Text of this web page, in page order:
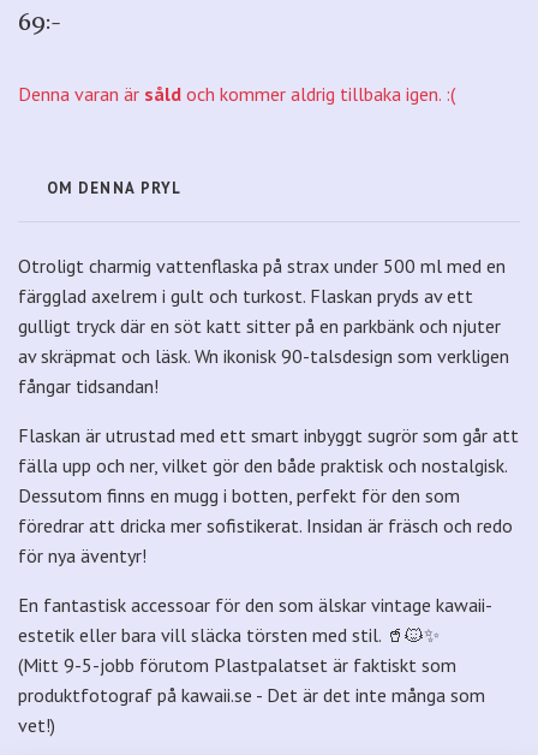
69:-
Denna varan är såld och kommer aldrig tillbaka igen. :(
OM DENNA PRYL
Otroligt charmig vattenflaska på strax under 500 ml med en
färgglad axelrem i gult och turkost. Flaskan pryds av ett
gulligt tryck där en söt katt sitter på en parkbänk och njuter
av skräpmat och läsk. Wn ikonisk 90-talsdesign som verkligen
fångar tidsandan!
Flaskan är utrustad med ett smart inbyggt sugrör som går att
fälla upp och ner, vilket gör den både praktisk och nostalgisk.
Dessutom finns en mugg i botten, perfekt för den som
föredrar att dricka mer sofistikerat. Insidan är fräsch och redo
för nya äventyr!
En fantastisk accessoar för den som älskar vintage kawaii-
estetik eller bara vill släcka törsten med stil. 🥤🐱✨
(Mitt 9-5-jobb förutom Plastpalatset är faktiskt som
produktfotograf på kawaii.se - Det är det inte många som
vet!)